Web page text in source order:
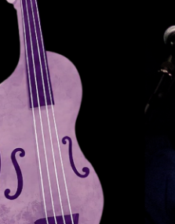
התנתק